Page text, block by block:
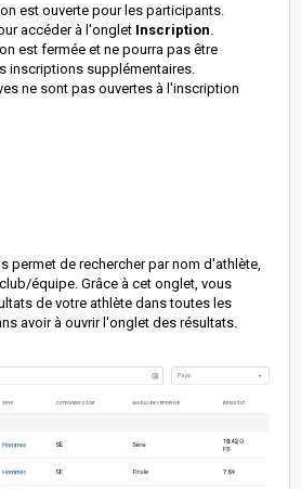
est ouverte pour les participants.
accéder à l'onglet Inscription
est fermée et ne pourra pas être
inscriptions supplémentaires.
ne sont pas ouvertes à l'inscription
permet de rechercher par nom d'athlète,
équipe. Grâce à cet onglet, vous
de votre athlète dans toutes les
avoir à ouvrir l'onglet des résultats.